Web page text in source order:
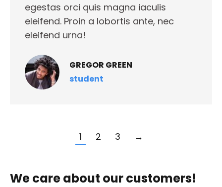
GREGOR GREEN
student
egestas orci quis magna iaculis
eleifend. Proin a lobortis ante, nec
eleifend urna!
1 2 3 →
We care about our customers!